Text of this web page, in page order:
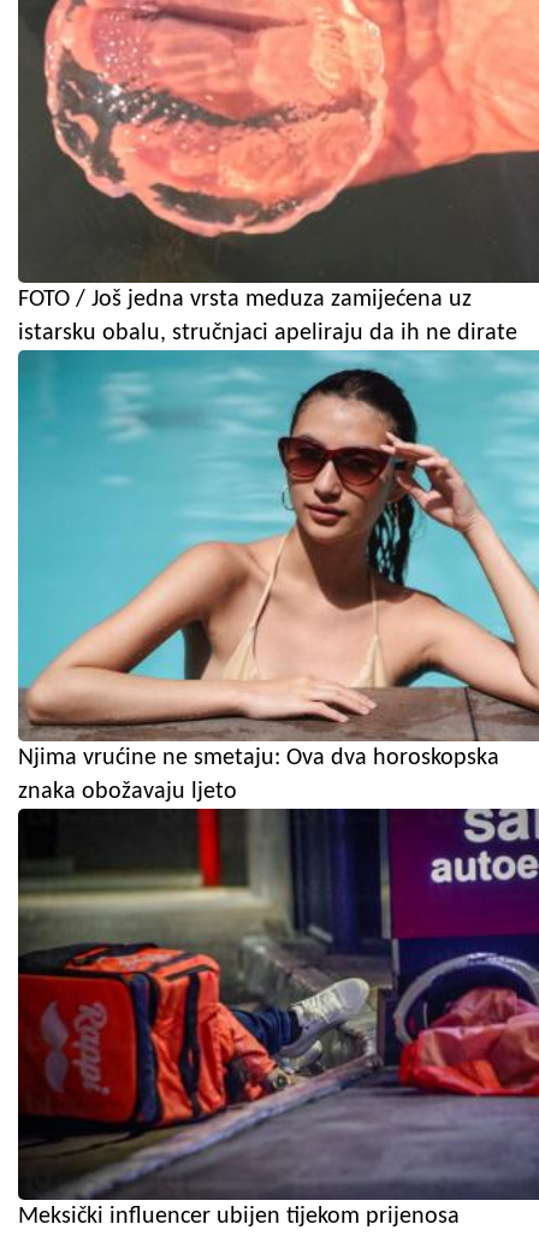
FOTO / Još jedna vrsta meduza zamijećena uz
istarsku obalu, stručnjaci apeliraju da ih ne dirate
Njima vrućine ne smetaju: Ova dva horoskopska
znaka obožavaju ljeto
Meksički influencer ubijen tijekom prijenosa